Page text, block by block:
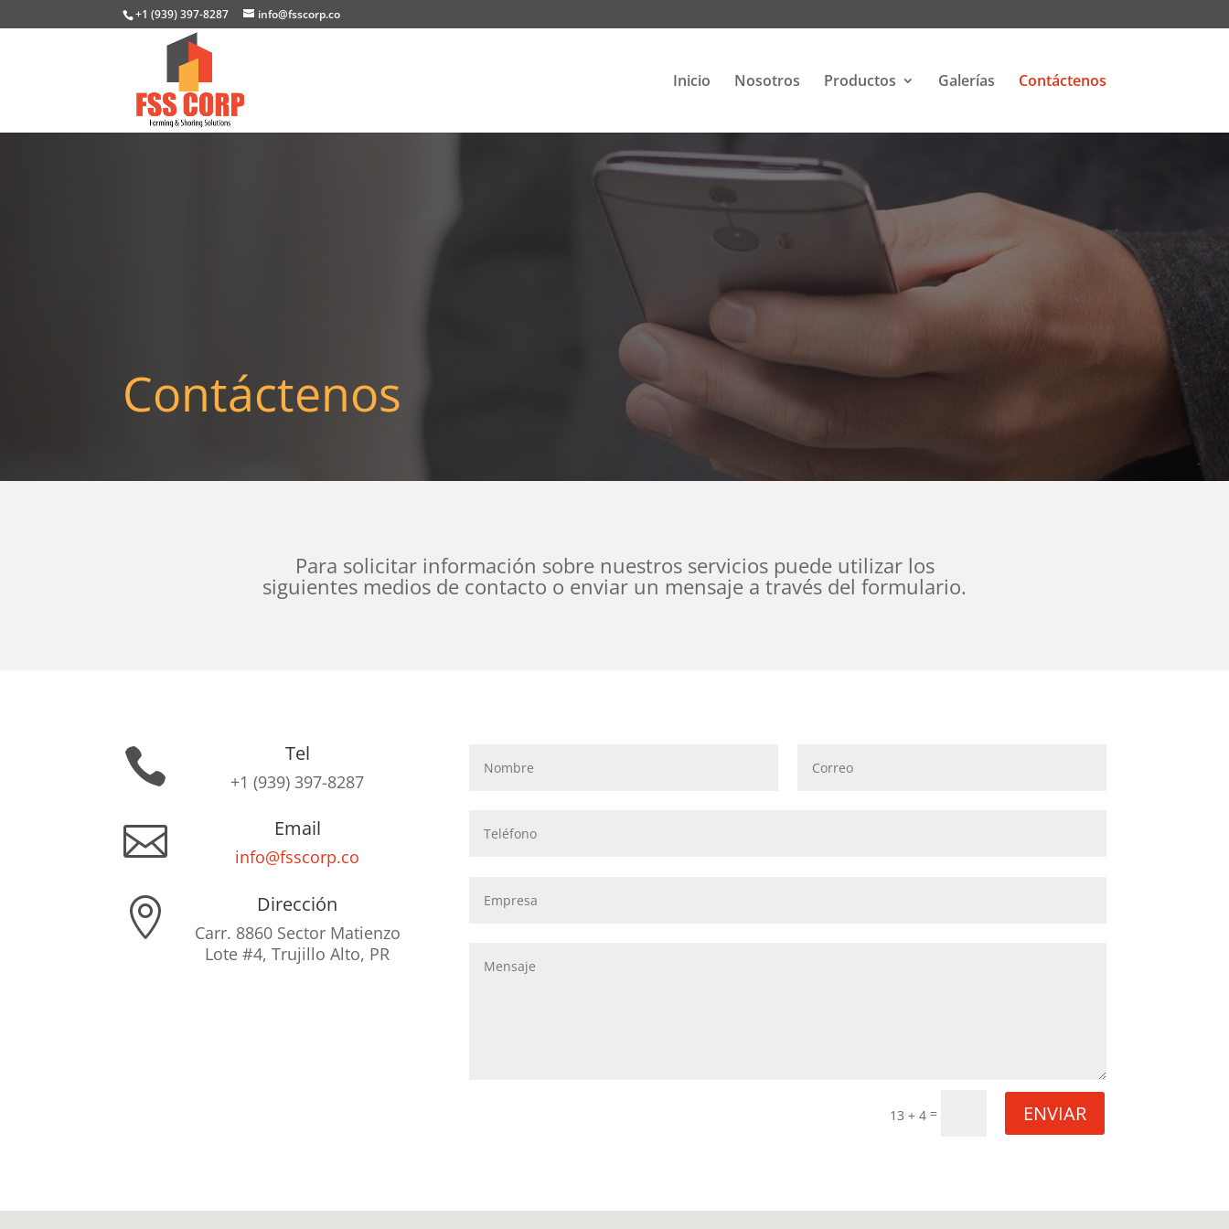
+1 (939) 397-8287 info@fsscorp.co
Inicio Nosotros Productos Galerías Contáctenos
Contáctenos
Para solicitar información sobre nuestros servicios puede utilizar los
siguientes medios de contacto o enviar un mensaje a través del formulario.
 Tel
+1 (939) 397-8287
 Email
info@fsscorp.co
 Dirección
Carr. 8860 Sector Matienzo
Lote #4, Trujillo Alto, PR
13 + 4= ENVIAR